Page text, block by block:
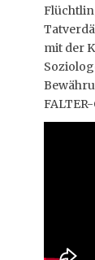
mit der